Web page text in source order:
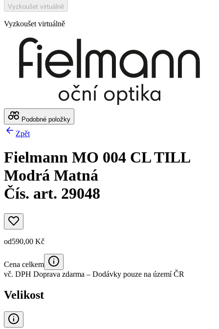
Vyzkoušet virtuálně
Vyzkoušet virtuálně
Podobné položky
Zpět
Fielmann MO 004 CL TILL
Modrá Matná
Čís. art. 29048
od590,00 Kč
Cena celkem
vč. DPH Doprava zdarma – Dodávky pouze na území ČR
Velikost